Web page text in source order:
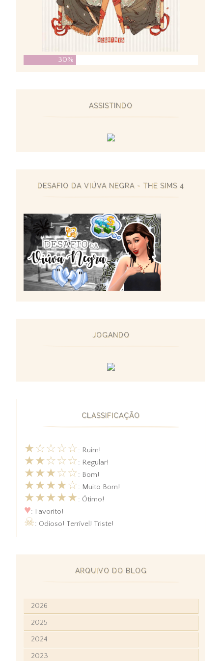
30%
ASSISTINDO
DESAFIO DA VIÚVA NEGRA - THE SIMS 4
JOGANDO
CLASSIFICAÇÃO
★☆☆☆☆: Ruim!
★★☆☆☆: Regular!
★★★☆☆: Bom!
★★★★☆: Muito Bom!
★★★★★: Ótimo!
♥: Favorito!
☠: Odioso! Terrível! Triste!
ARQUIVO DO BLOG
2026
2025
2024
2023